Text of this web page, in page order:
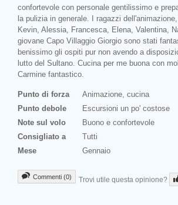
confortevole con personale gentilissimo e
la pulizia in generale. I ragazzi
Kevin, Alessia, Francesca, Elena, Valentina,
giovane Capo Villaggio Giorgio sono stati
benissimo gli ospiti pur non avendo a
lutto del Sultano. Cucina per me buona con
Carmine fantastico.
Punto di forza
Animazione, cucina
Punto debole
Escursioni un po' costose
Note sul volo
Buono e confortevole
Consigliato a
Tutti
Mese
Gennaio
Commenti (0) Trovi utile questa opinione?